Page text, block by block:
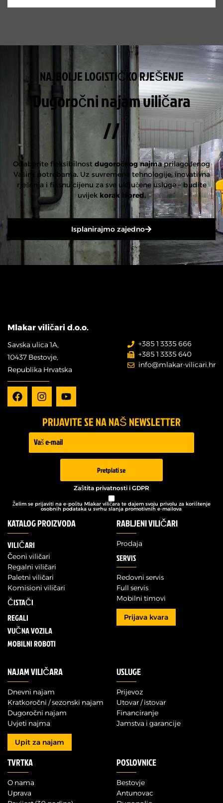
NAJBOLJE LOGISTIČKO RJEŠENJE
Dugoročni najam viličara
//
Odaberite fleksibilnost dugoročnog najmaprilagođenog
Vašim potrebama.Uz suvremene tehnologije, inovativna
rješenja i fiksnu cijenu za sve uključene usluge – budite
uvijekkorak ispred.
Isplanirajmo zajedno
Mlakar viličari d.o.o.
Savska ulica 1A,
10437 Bestovje,
Republika Hrvatska
+385 1 3335 666
+385 1 3335 640
info@mlakar-vilicari.hr
PRIJAVITE SE NA NAŠ NEWSLETTER
Prijava -
Pretplati se
Zaštita privatnosti i GDPR
Želim se prijaviti na e-poštu Mlakar viličara te dajem svoju privolu za korištenje
osobnih podataka u svrhu slanja promotivnih e-mailova
KATALOG PROIZVODA
VILIČARI
Čeoni viličari
Regalni viličari
Paletni viličari
Komisioni viličari
ČISTAČI
REGALI
VUČNA VOZILA
MOBILNI ROBOTI
RABLJENI VILIČARI
Prodaja
SERVIS
Redovni servis
Full servis
Mobilni timovi
Prijava kvara
NAJAM VILIČARA
Dnevni najam
Kratkoročni / sezonski najam
Dugoročni najam
Uvjeti najma
Upit za najam
USLUGE
Prijevoz
Utovar / istovar
Financiranje
Jamstva i garancije
TVRTKA
O nama
Uprava
POSLOVNICE
Bestovje
Antunovac